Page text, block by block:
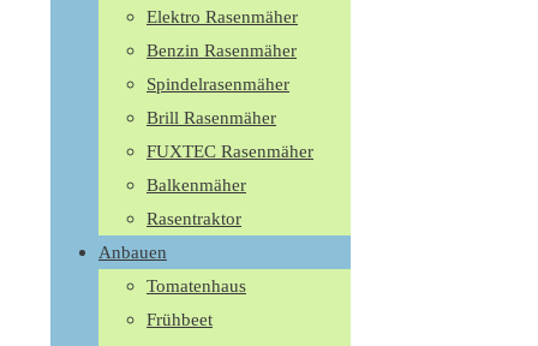
Elektro Rasenmäher
Benzin Rasenmäher
Spindelrasenmäher
Brill Rasenmäher
FUXTEC Rasenmäher
Balkenmäher
Rasentraktor
Anbauen
Tomatenhaus
Frühbeet